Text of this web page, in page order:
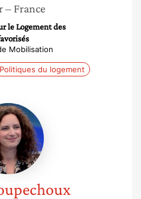
– France
le Logement des
Mobilisation
Politiques du logement
Sarah
Coupechoux